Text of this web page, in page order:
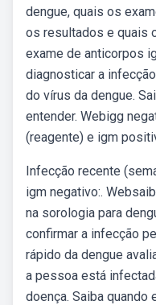
dengue, quais os
os resultados e quais
exame de anticorpos
diagnosticar a
do vírus da dengue.
entender. Webigg
(reagente) e igm
Infecção recente
igm negativo:.
na sorologia para
confirmar a infecção
rápido da dengue
a pessoa está
doença. Saiba